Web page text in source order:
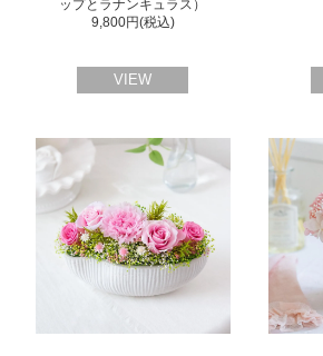
ップとラナンキュラス）
9,800円(税込)
VIEW